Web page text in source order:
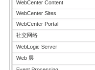
WebCenter Content
WebCenter Sites
WebCenter Portal
社交网络
WebLogic Server
Web 层